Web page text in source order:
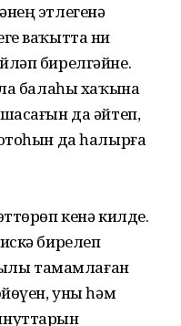
этлегенә
ваҡытта ни
бирелгәйне.
балаһы хаҡына
да әйтеп,
да һалырға
кенә килде.
бирелеп
тамамлаған
уны һәм